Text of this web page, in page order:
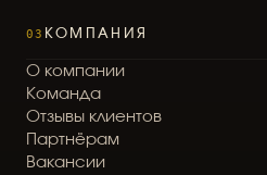
03 КОМПАНИЯ
О компании
Команда
Отзывы клиентов
Партнёрам
Вакансии